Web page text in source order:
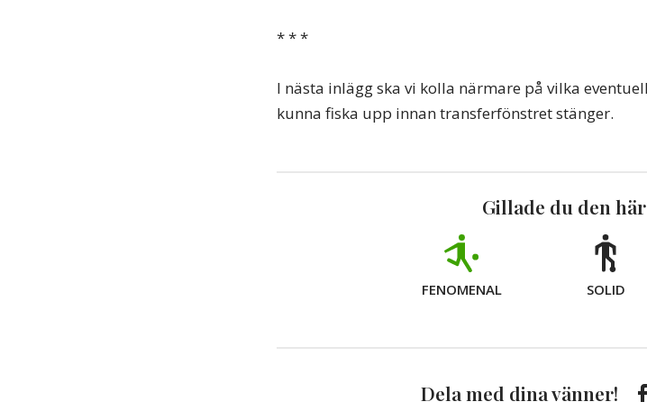
* * *
I nästa inlägg ska vi kolla närmare på vilka
kunna fiska upp innan transferfönstret stänger.
Gillade du den
FENOMENAL SOLID
Dela med dina vänner!